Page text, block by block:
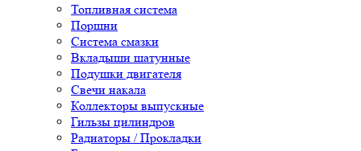
Топливная система
Поршни
Система смазки
Вкладыши шатунные
Подушки двигателя
Свечи накала
Коллекторы выпускные
Гильзы цилиндров
Радиаторы / Прокладки